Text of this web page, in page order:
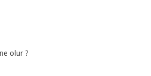
olur ?